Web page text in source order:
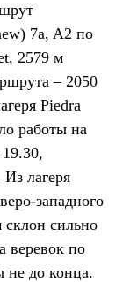
7a, A2 по
2579 м
– 2050
Piedra
работы на
лагеря
западного
склон сильно
веревок по
не до конца.